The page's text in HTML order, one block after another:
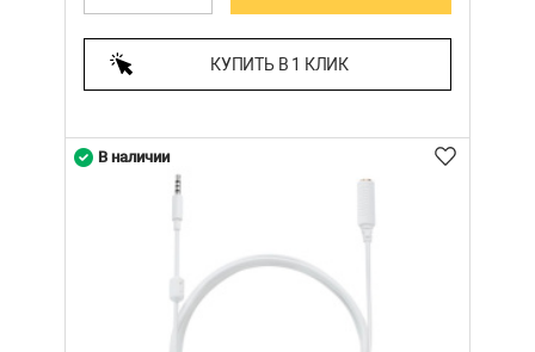
КУПИТЬ В 1 КЛИК
В наличии